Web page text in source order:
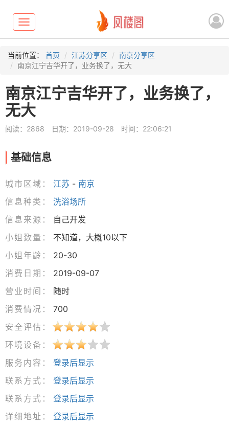
Toggle
navigation
当前位置： 首页 江苏分享区
南京分享区
南京江宁吉华开了，业务换了，无大
南京江宁吉华开了，业务换了，
无大
阅读：2868 日期：2019-09-28 时间：22:06:21
基础信息
城市区域： 江苏 - 南京
信息种类：
洗浴场所
信息来源：
自己开发
小姐数量：
不知道，大概10以下
小姐年龄：
20-30
消费日期：
2019-09-07
营业时间：
随时
消费情况：
700
安全评估：
环境设备：
服务内容：
登录后显示
联系方式：
登录后显示
联系方式：
登录后显示
详细地址：
登录后显示